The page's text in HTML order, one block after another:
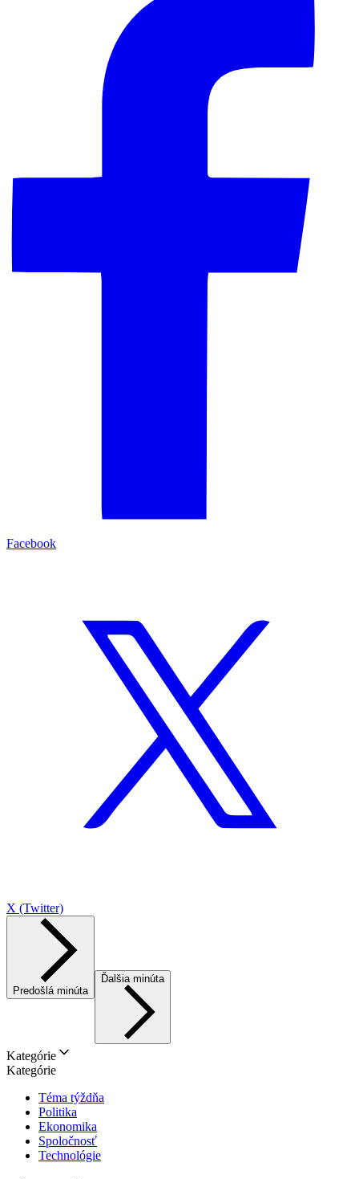
Facebook
X (Twitter)
Predošlá minúta
Ďalšia minúta
Kategórie
Kategórie
Téma týždňa
Politika
Ekonomika
Spoločnosť
Technológie